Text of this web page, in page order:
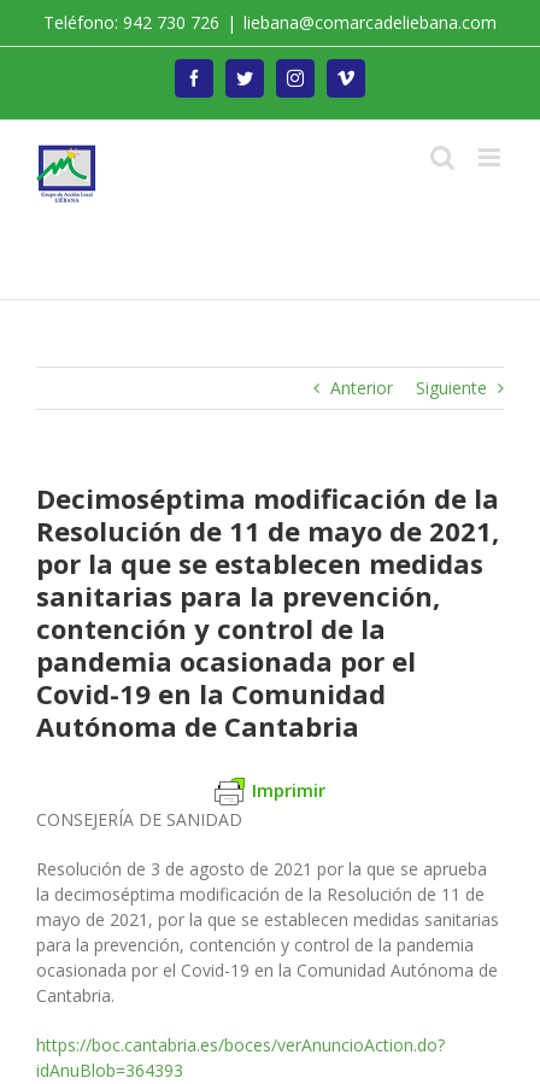
Teléfono: 942 730 726 | liebana@comarcadeliebana.com
FacebookTwitterInstagramVimeo
Anterior Siguiente
Decimoséptima modificación de la
Resolución de 11 de mayo de 2021,
por la que se establecen medidas
sanitarias para la prevención,
contención y control de la
pandemia ocasionada por el
Covid-19 en la Comunidad
Autónoma de Cantabria
Imprimir
CONSEJERÍA DE SANIDAD
Resolución de 3 de agosto de 2021 por la que se aprueba
la decimoséptima modificación de la Resolución de 11 de
mayo de 2021, por la que se establecen medidas sanitarias
para la prevención, contención y control de la pandemia
ocasionada por el Covid-19 en la Comunidad Autónoma de
Cantabria.
https://boc.cantabria.es/boces/verAnuncioAction.do?
idAnuBlob=364393